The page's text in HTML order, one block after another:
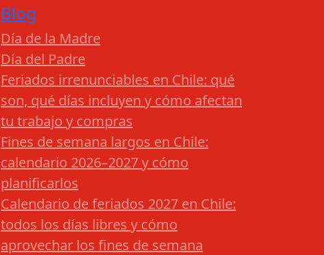
Blog
Día de la Madre
Día del Padre
Feriados irrenunciables en Chile: qué
son, qué días incluyen y cómo afectan
tu trabajo y compras
Fines de semana largos en Chile:
calendario 2026–2027 y cómo
planificarlos
Calendario de feriados 2027 en Chile:
todos los días libres y cómo
aprovechar los fines de semana